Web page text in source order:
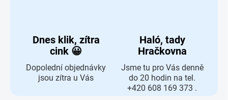
Dnes klik, zítra
cink 😀
Dopolední objednávky
jsou zítra u Vás
Haló, tady
Hračkovna
Jsme tu pro Vás denně
do 20 hodin na tel.
+420 608 169 373 .